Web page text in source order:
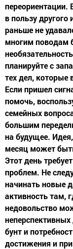
переориентации.
в пользу другого
раньше не
многим поводам
планируйте с
тех дел,
Если пришел
помочь,
семейных
большим
на будущее.
месяц может
Этот день
проблем. Не
начинать новые
активность там,
недовольство
неперспективных
бунт и
достижения и